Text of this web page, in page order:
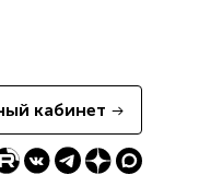
кабинет